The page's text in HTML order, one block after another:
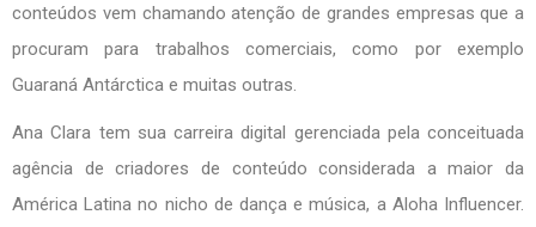
conteúdos vem chamando atenção de grandes empresas que a
procuram para trabalhos comerciais, como por exemplo
Guaraná Antárctica e muitas outras.
Ana Clara tem sua carreira digital gerenciada pela conceituada
agência de criadores de conteúdo considerada a maior da
América Latina no nicho de dança e música, a Aloha Influencer.